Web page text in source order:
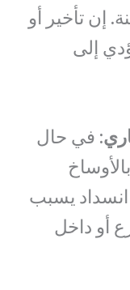
إن تأخير أو
إلى
: في حال
يسبب
أو داخل